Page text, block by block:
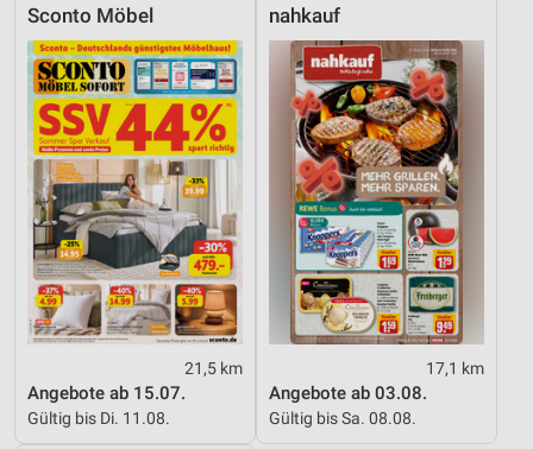
Sconto Möbel
21,5 km
Angebote ab 15.07.
Gültig bis Di. 11.08.
nahkauf
17,1 km
Angebote ab 03.08.
Gültig bis Sa. 08.08.
IAB-Verarbeitungszwecke:
Speichern von oder Zugriff auf Informationen
auf einem Endgerät
Verwendung reduzierter Daten zur Auswahl von
Werbeanzeigen
Erstellung von Profilen für personalisierte
Werbung
Verwendung von Profilen zur Auswahl
personalisierter Werbung
Erstellung von Profilen zur Personalisierung
Verwendung von Profilen zur Auswahl
personalisierter Inhalte